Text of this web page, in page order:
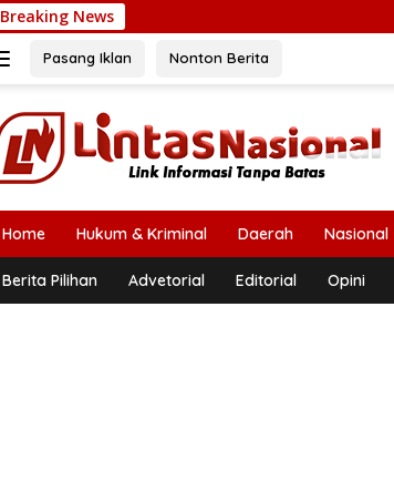
Breaking News
Pasang Iklan Nonton Berita
Home Hukum & Kriminal Daerah Nasional
Berita Pilihan Advetorial Editorial Opini